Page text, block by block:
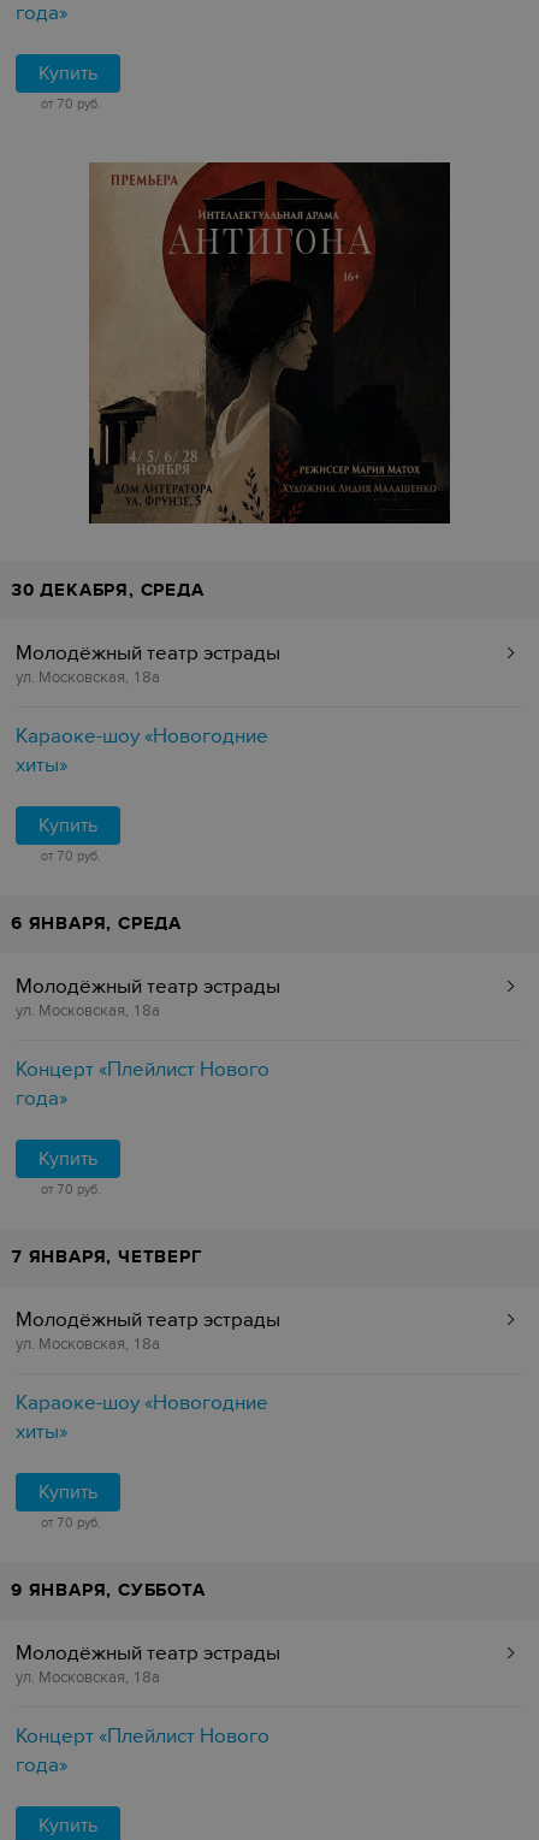
года»
Купить
от 70 руб.
30 ДЕКАБРЯ, СРЕДА
Молодёжный театр эстрады
ул. Московская, 18а
Караоке-шоу «Новогодние
хиты»
Купить
от 70 руб.
6 ЯНВАРЯ, СРЕДА
Молодёжный театр эстрады
ул. Московская, 18а
Концерт «Плейлист Нового
года»
Купить
от 70 руб.
7 ЯНВАРЯ, ЧЕТВЕРГ
Молодёжный театр эстрады
ул. Московская, 18а
Караоке-шоу «Новогодние
хиты»
Купить
от 70 руб.
9 ЯНВАРЯ, СУББОТА
Молодёжный театр эстрады
ул. Московская, 18а
Концерт «Плейлист Нового
года»
Купить